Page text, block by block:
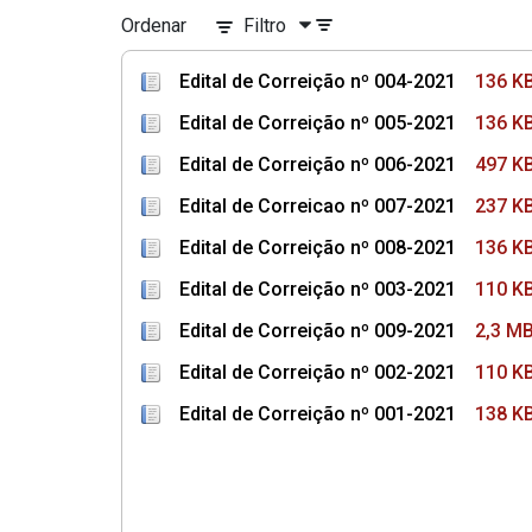
Ordenar Filtro
Edital de Correição nº 004-2021
136
Edital de Correição nº 005-2021
136
Edital de Correição nº 006-2021
497
Edital de Correicao nº 007-2021
237
Edital de Correição nº 008-2021
136
Edital de Correição nº 003-2021
110
Edital de Correição nº 009-2021
2,3 MB
Edital de Correição nº 002-2021
110
Edital de Correição nº 001-2021
138